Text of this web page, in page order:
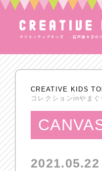
CREATIVE KIDS
コレクションinやまぐ
2021.05.22